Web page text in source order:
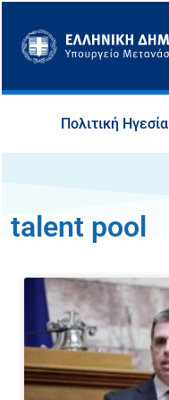
στο
περιεχόμενο
Πολιτική Ηγεσία
talent pool